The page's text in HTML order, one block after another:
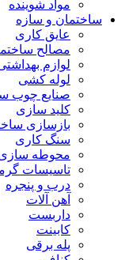
مواد شوینده
ساختمان و سازه
عایق کاری
مصالح
لوازم
لوله کشی
صنایع چوب
کلید سازی
بازسازی
سنگ کاری
محوطه
تاسیسات
درب و پنجره
آهن آلات
داربست
کابینت
پله برقی